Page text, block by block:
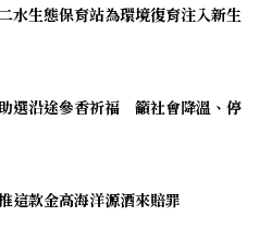
生態保育站為環境復育注入新生
選沿途參香祈福 籲社會降溫、停
這款金高海洋源酒來賠罪